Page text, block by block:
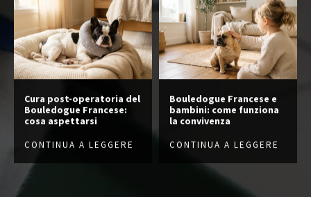
Cura post-operatoria del
Bouledogue Francese:
cosa aspettarsi
CONTINUA A LEGGERE
Bouledogue Francese e
bambini: come funziona
la convivenza
CONTINUA A LEGGERE